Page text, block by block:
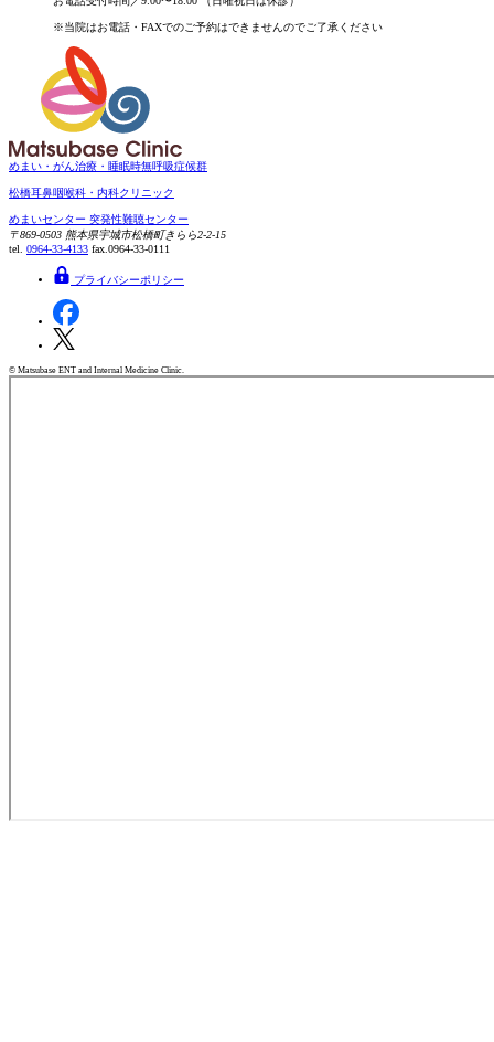
※当院はお電話・FAXでのご予約はできませんのでご了承ください
めまい・がん治療・睡眠時無呼吸症候群
松橋耳鼻咽喉科・内科クリニック
めまいセンター 突発性難聴センター
〒869-0503 熊本県宇城市松橋町きらら2-2-15
tel.
0964-33-4133 fax.0964-33-0111
プライバシーポリシー
© Matsubase ENT and Internal Medicine Clinic.